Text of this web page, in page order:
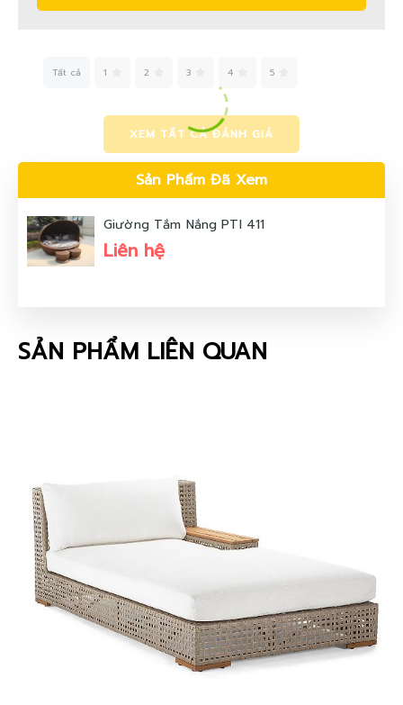
Tất cả 1 2 3 4 5
XEM TẤT CẢ ĐÁNH GIÁ
Sản Phẩm Đã Xem
Giường Tắm Nắng PTI 411
Liên hệ
SẢN PHẨM LIÊN QUAN